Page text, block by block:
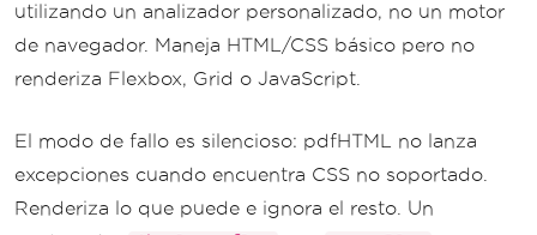
utilizando un analizador personalizado, no un motor
de navegador. Maneja HTML/CSS básico pero no
renderiza Flexbox, Grid o JavaScript.
El modo de fallo es silencioso: pdfHTML no lanza
excepciones cuando encuentra CSS no soportado.
Renderiza lo que puede e ignora el resto. Un